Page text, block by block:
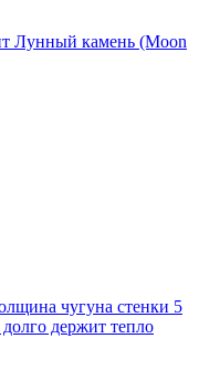
Лунный камень (Moon
чугуна стенки 5
держит тепло